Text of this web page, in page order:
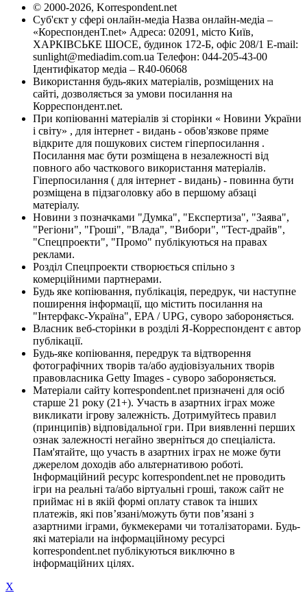
© 2000-2026, Korrespondent.net
Суб'єкт у сфері онлайн-медіа Назва онлайн-медіа –
«КореспонденТ.net» Адреса: 02091, місто Київ,
ХАРКІВСЬКЕ ШОСЕ, будинок 172-Б, офіс 208/1 E-mail:
sunlight@mediadim.com.ua Телефон: 044-205-43-00
Ідентифікатор медіа – R40-06068
Використання будь-яких матеріалів, розміщених на
сайті, дозволяється за умови посилання на
Корреспондент.net.
При копіюванні матеріалів зі сторінки « Новини України
і світу» , для інтернет - видань - обов'язкове пряме
відкрите для пошукових систем гіперпосилання .
Посилання має бути розміщена в незалежності від
повного або часткового використання матеріалів.
Гіперпосилання ( для інтернет - видань) - повинна бути
розміщена в підзаголовку або в першому абзаці
матеріалу.
Новини з позначками "Думка", "Експертиза", "Заява",
"Регіони", "Гроші", "Влада", "Вибори", "Тест-драйв",
"Спецпроекти", "Промо" публікуються на правах
реклами.
Розділ Спецпроекти створюється спільно з
комерційними партнерами.
Будь яке копіювання, публікація, передрук, чи наступне
поширення інформації, що містить посилання на
"Інтерфакс-Україна", EPA / UPG, суворо забороняється.
Власник веб-сторінки в розділі Я-Корреспондент є автор
публікації.
Будь-яке копіювання, передрук та відтворення
фотографічних творів та/або аудіовізуальних творів
правовласника Getty Images - суворо забороняється.
Матеріали сайту korrespondent.net призначені для осіб
старше 21 року (21+). Участь в азартних іграх може
викликати ігрову залежність. Дотримуйтесь правил
(принципів) відповідальної гри. При виявленні перших
ознак залежності негайно зверніться до спеціаліста.
Пам'ятайте, що участь в азартних іграх не може бути
джерелом доходів або альтернативою роботі.
Інформаційний ресурс korrespondent.net не проводить
ігри на реальні та/або віртуальні гроші, також сайт не
приймає ні в якій формі оплату ставок та інших
платежів, які пов’язані/можуть бути пов’язані з
азартними іграми, букмекерами чи тоталізаторами. Будь-
які матеріали на інформаційному ресурсі
korrespondent.net публікуються виключно в
інформаційних цілях.
X